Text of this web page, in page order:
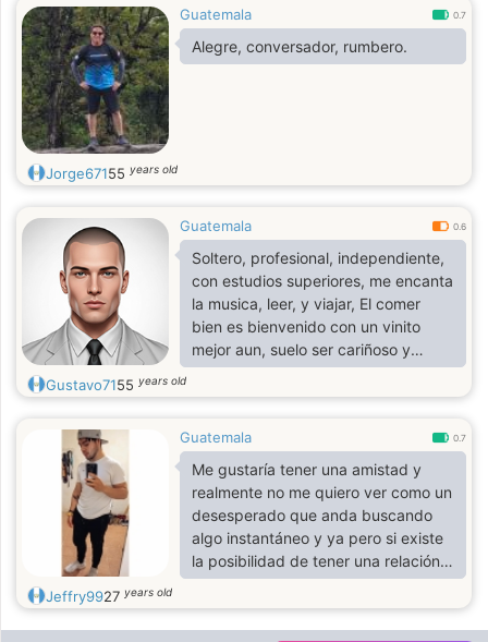
Guatemala 0.7
Alegre, conversador, rumbero.
Jorge67155 years old
Guatemala 0.6
Soltero, profesional, independiente,
con estudios superiores, me encanta
la musica, leer, y viajar, El comer
bien es bienvenido con un vinito
mejor aun, suelo ser cariñoso y
detallista.
Gustavo7155 years old
Guatemala 0.7
Me gustaría tener una amistad y
realmente no me quiero ver como un
desesperado que anda buscando
algo instantáneo y ya pero si existe
la posibilidad de tener una relación
seria que el destino decida
Jeffry9927 years old